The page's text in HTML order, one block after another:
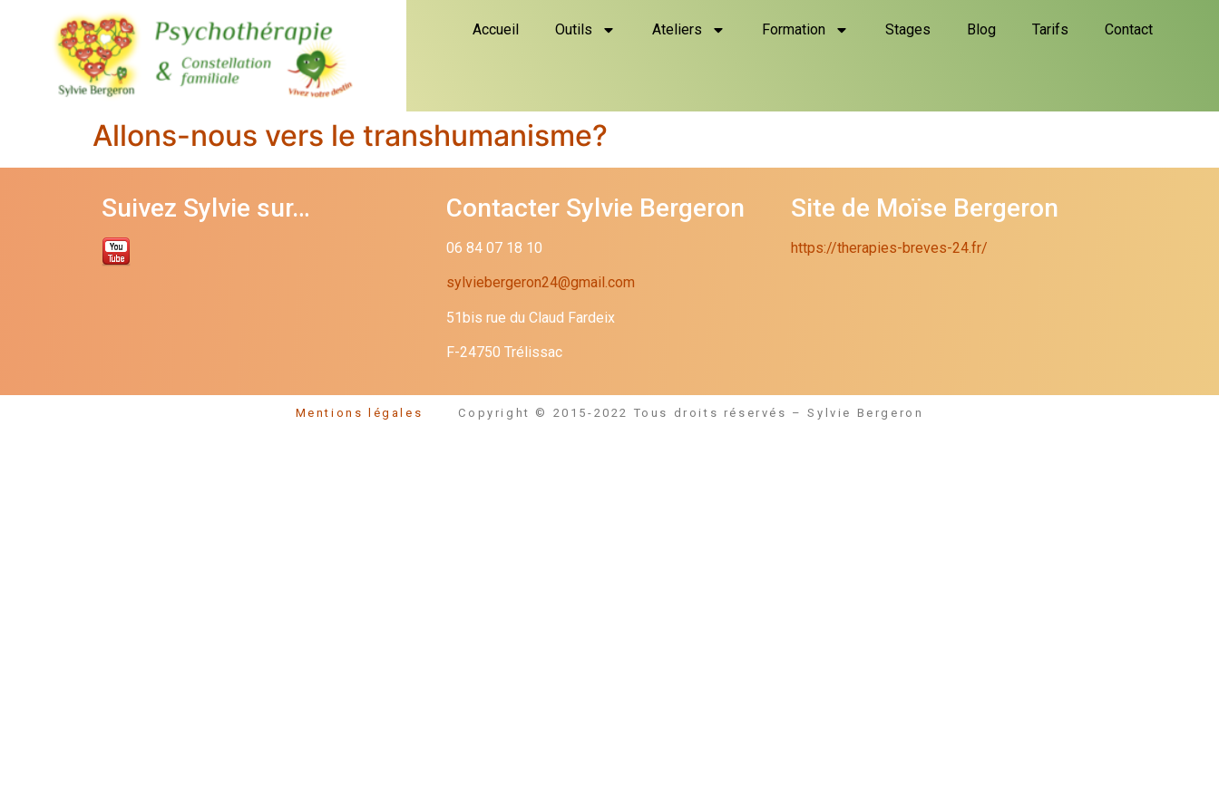
Accueil Outils Ateliers Formation Stages Blog Tarifs Contact
Allons-nous vers le transhumanisme?
Suivez Sylvie sur… Contacter Sylvie Bergeron
06 84 07 18 10
sylviebergeron24@gmail.com
51bis rue du Claud Fardeix
F-24750 Trélissac
Site de Moïse Bergeron
https://therapies-breves-24.fr/
Mentions légales Copyright © 2015-2022 Tous droits réservés – Sylvie Bergeron